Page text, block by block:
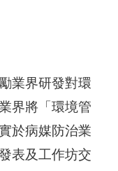
業界研發對環
界將「環境管
於病媒防治業
表及工作坊交